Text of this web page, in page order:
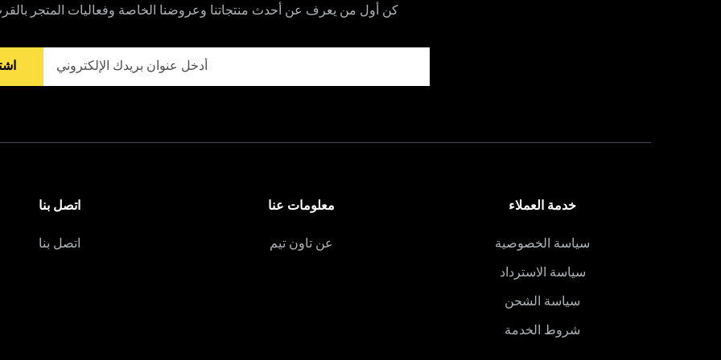
كن أول من يعرف عن أحدث منتجاتنا وعروضنا الخاصة وفعاليات المتجر
خدمة العملاء
سياسة الخصوصية
سياسة الاسترداد
سياسة الشحن
شروط الخدمة
معلومات عنا
عن تاون تيم
اتصل بنا
اتصل بنا